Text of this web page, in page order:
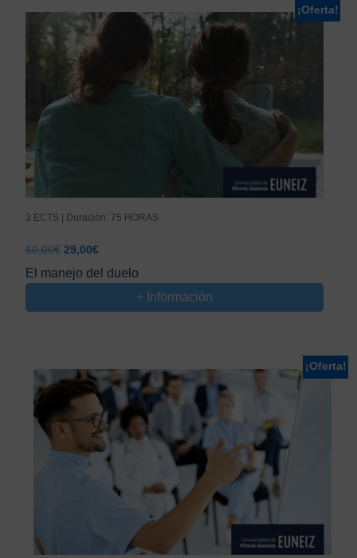
¡Oferta!
3 ECTS | Duración: 75 HORAS
60,00€ El
original
60,00€.
29,00€El
actual
29,00€.
El manejo del duelo
+ Información
¡Oferta!